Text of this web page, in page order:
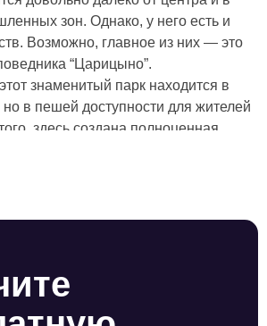
зон. Однако, у него есть и
Возможно, главное из них — это
“Царицыно”.
знаменитый парк находится в
в пешей доступности для жителей
здесь создана полноценная
ЗИЛ. Эти пятиэтажки и сейчас
По ней в районе строится
ЖК. Услуги по охране жилых
и бизнес-объектов в Царицыно